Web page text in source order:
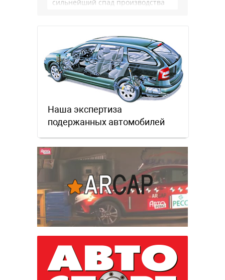
сильнейший спад производства
Наша экспертиза
подержанных автомобилей